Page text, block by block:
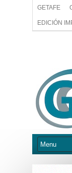
GETAFE
EDICIÓN